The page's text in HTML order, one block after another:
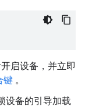
启设备，并立即
键 。
设备的引导加载